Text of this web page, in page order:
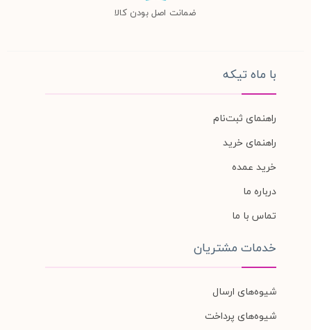
ضمانت اصل بودن کالا
با ماه تیکه
راهنمای ثبت‌نام
راهنمای خرید
خرید عمده
درباره ما
تماس با ما
خدمات مشتریان
شیوه‌های ارسال
شیوه‌های پرداخت